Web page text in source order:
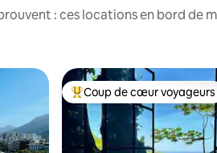
: ces locations en bord de
appréciés Coups de cœur voyageurs
Coup de cœur voyageurs